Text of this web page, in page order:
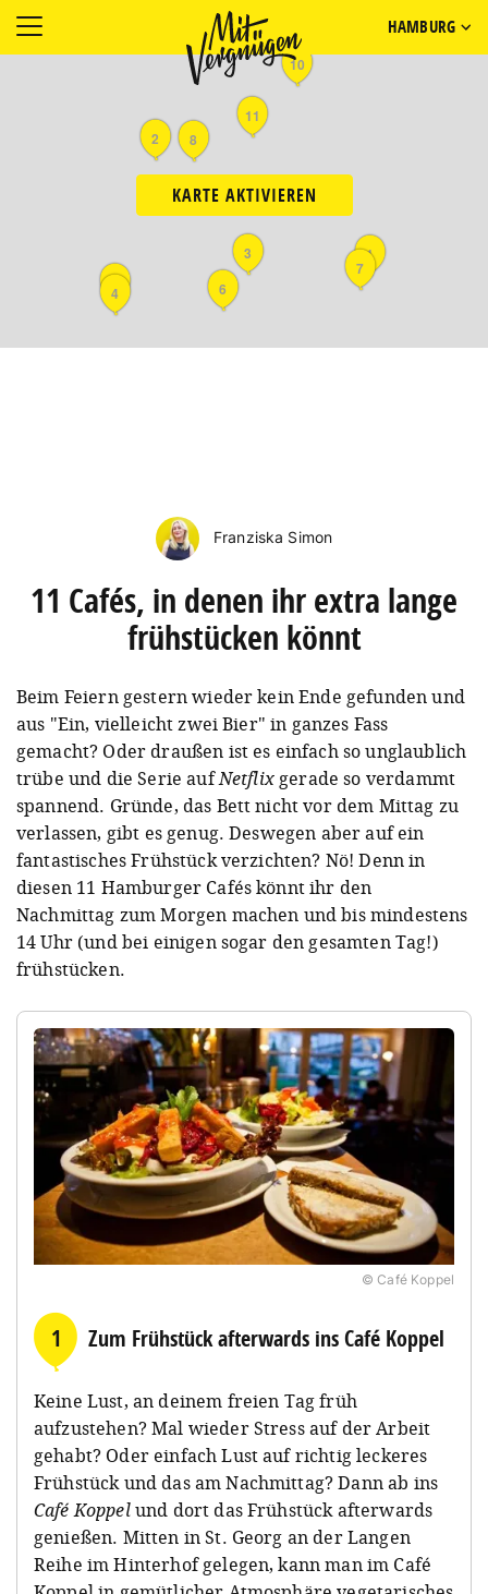
HAMBURG
KARTE AKTIVIEREN
8
7
5 6
3 1
11
2
10
4
Franziska Simon
11 Cafés, in denen ihr extra lange
frühstücken könnt
Beim Feiern gestern wieder kein Ende gefunden und
aus "Ein, vielleicht zwei Bier" in ganzes Fass
gemacht? Oder draußen ist es einfach so unglaublich
trübe und die Serie aufNetflixgerade so verdammt
spannend. Gründe, das Bett nicht vor dem Mittag zu
verlassen, gibt es genug. Deswegen aber auf ein
fantastisches Frühstück verzichten? Nö! Denn in
diesen 11 Hamburger Cafés könnt ihr den
Nachmittag zum Morgen machen und bis mindestens
14 Uhr (und bei einigen sogar den gesamten Tag!)
frühstücken.
© Café Koppel
1 Zum Frühstück afterwards ins Café Koppel
Keine Lust, an deinem freien Tag früh
aufzustehen? Mal wieder Stress auf der Arbeit
gehabt? Oder einfach Lust auf richtig leckeres
Frühstück und das am Nachmittag? Dann ab ins
Café Koppelund dort das Frühstück afterwards
genießen. Mitten in St. Georg an der Langen
Reihe im Hinterhof gelegen, kann man im Café